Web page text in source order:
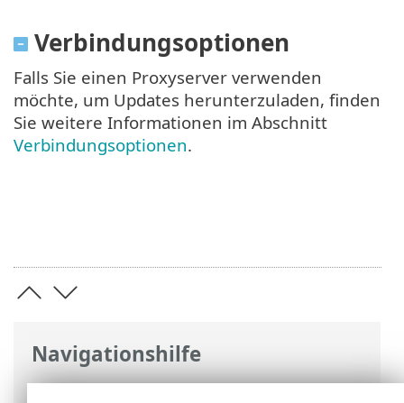
Navigationshilfe
ESET Online-Hilfe>ESET Smart Security
Verbindungsoptionen
Falls Sie einen Proxyserver verwenden
möchte, um Updates herunterzuladen, finden
Sie weitere Informationen im Abschnitt
Verbindungsoptionen.